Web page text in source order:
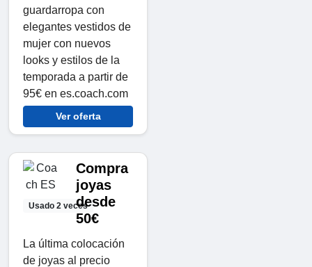
guardarropa con
elegantes vestidos de
mujer con nuevos
looks y estilos de la
temporada a partir de
95€ en es.coach.com
Ver oferta
Usado 2 veces
Compra
joyas
desde
50€
La última colocación
de joyas al precio